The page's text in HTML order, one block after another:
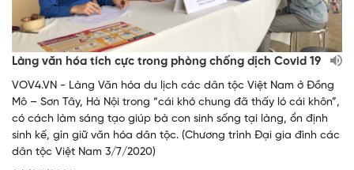
Làng văn hóa tích cực trong phòng chống dịch Covid 19
VOV4.VN - Làng Văn hóa du lịch các dân tộc Việt Nam ở Đồng
Mô – Sơn Tây, Hà Nội trong “cái khó chung đã thấy ló cái khôn”,
có cách làm sáng tạo giúp bà con sinh sống tại làng, ổn định
sinh kế, gìn giữ văn hóa dân tộc. (Chương trình Đại gia đình các
dân tộc Việt Nam 3/7/2020)